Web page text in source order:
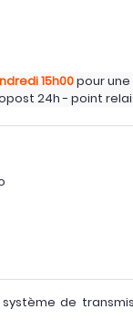
15h00pour une
24h - point
de